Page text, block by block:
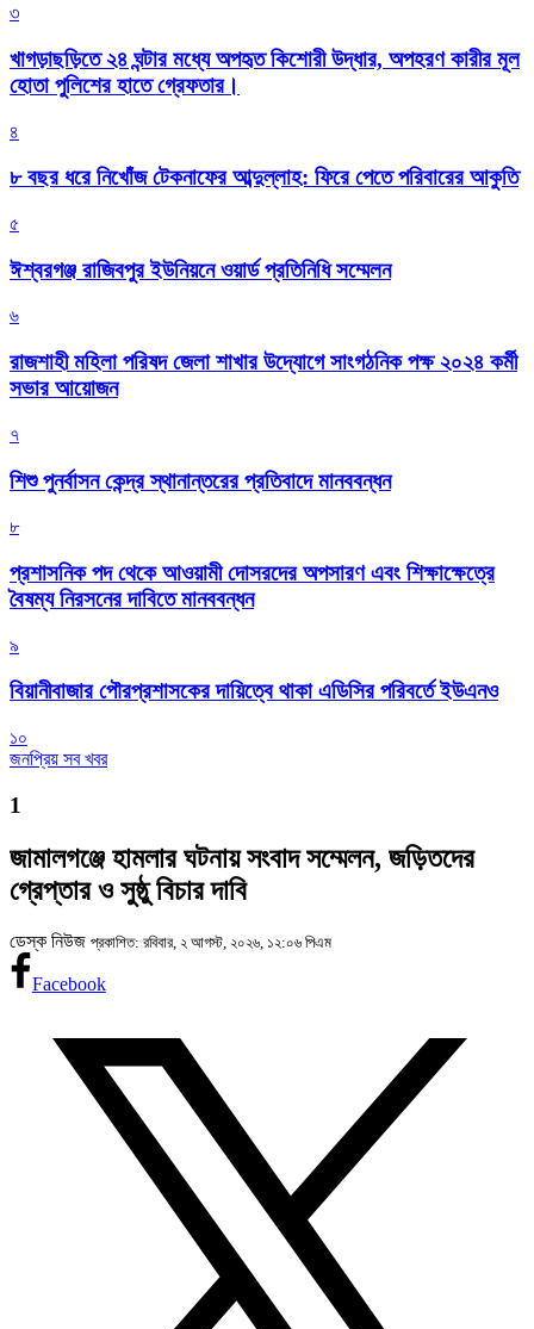
৩
খাগড়াছড়িতে ২৪ ঘন্টার মধ্যে অপহৃত কিশোরী উদ্ধার, অপহরণ কারীর মূল
হোতা পুলিশের হাতে গ্রেফতার।
৪
৮ বছর ধরে নিখোঁজ টেকনাফের আব্দুল্লাহ: ফিরে পেতে পরিবারের আকুতি
৫
ঈশ্বরগঞ্জ রাজিবপুর ইউনিয়নে ওয়ার্ড প্রতিনিধি সম্মেলন
৬
রাজশাহী মহিলা পরিষদ জেলা শাখার উদ্যোগে সাংগঠনিক পক্ষ ২০২৪ কর্মী
সভার আয়োজন
৭
শিশু পুনর্বাসন কেন্দ্র স্থানান্তরের প্রতিবাদে মানববন্ধন
৮
প্রশাসনিক পদ থেকে আওয়ামী দোসরদের অপসারণ এবং শিক্ষাক্ষেত্রে
বৈষম্য নিরসনের দাবিতে মানববন্ধন
৯
বিয়ানীবাজার পৌরপ্রশাসকের দায়িত্বে থাকা এডিসির পরিবর্তে ইউএনও
১০
জনপ্রিয় সব খবর
1
জামালগঞ্জে হামলার ঘটনায় সংবাদ সম্মেলন, জড়িতদের
গ্রেপ্তার ও সুষ্ঠু বিচার দাবি
ডেস্ক নিউজ প্রকাশিত: রবিবার, ২ আগস্ট, ২০২৬, ১২:০৬ পিএম
Facebook